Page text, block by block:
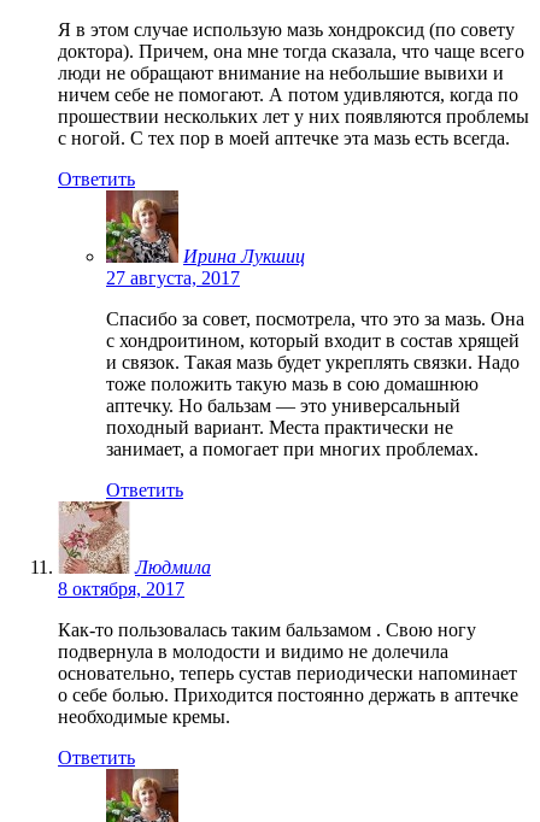
Я в этом случае использую мазь хондроксид (по совету
доктора). Причем, она мне тогда сказала, что чаще всего
люди не обращают внимание на небольшие вывихи и
ничем себе не помогают. А потом удивляются, когда по
прошествии нескольких лет у них появляются проблемы
с ногой. С тех пор в моей аптечке эта мазь есть всегда.
Ответить
Ирина Лукшиц
27 августа, 2017
Спасибо за совет, посмотрела, что это за мазь. Она
с хондроитином, который входит в состав хрящей
и связок. Такая мазь будет укреплять связки. Надо
тоже положить такую мазь в сою домашнюю
аптечку. Но бальзам — это универсальный
походный вариант. Места практически не
занимает, а помогает при многих проблемах.
Ответить
Людмила
8 октября, 2017
Как-то пользовалась таким бальзамом . Свою ногу
подвернула в молодости и видимо не долечила
основательно, теперь сустав периодически напоминает
о себе болью. Приходится постоянно держать в аптечке
необходимые кремы.
Ответить